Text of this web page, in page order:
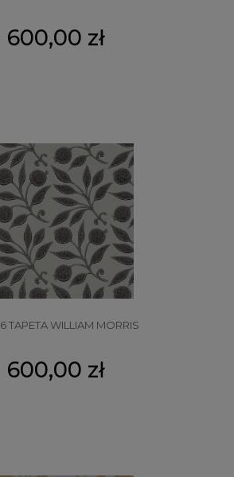
600,00 zł
TAPETA WILLIAM MORRIS
600,00 zł